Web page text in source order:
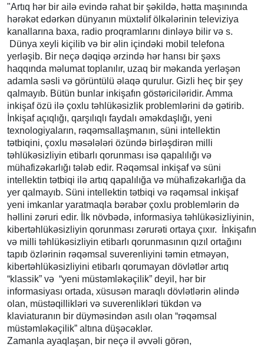
"Artıq hər bir ailə evində rahat bir şəkildə, hətta maşınında
hərəkət edərkən dünyanın müxtəlif ölkələrinin televiziya
kanallarına baxa, radio proqramlarını dinləyə bilir və s.
Dünya xeyli kiçilib və bir əlin içindəki mobil telefona
yerləşib. Bir neçə dəqiqə ərzində hər hansı bir şəxs
haqqında məlumat toplanılır, uzaq bir məkanda yerləşən
adamla səsli və görüntülü əlaqə qurulur. Gizli heç bir şey
qalmayıb. Bütün bunlar inkişafın göstəriciləridir. Amma
inkişaf özü ilə çoxlu təhlükəsizlik problemlərini də gətirib.
İnkişaf açıqlığı, qarşılıqlı faydalı əməkdaşlığı, yeni
texnologiyaların, rəqəmsallaşmanın, süni intellektin
tətbiqini, çoxlu məsələləri özündə birləşdirən milli
təhlükəsizliyin etibarlı qorunması isə qapalılığı və
mühafizəkarlığı tələb edir. Rəqəmsal inkişaf və süni
intellektin tətbiqi ilə artıq qapalılığa və mühafizəkarlığa da
yer qalmayıb. Süni intellektin tətbiqi və rəqəmsal inkişaf
yeni imkanlar yaratmaqla bərabər çoxlu problemlərin də
həllini zəruri edir. İlk növbədə, informasiya təhlükəsizliyinin,
kibertəhlükəsizliyin qorunması zərurəti ortaya çıxır. İnkişafın
və milli təhlükəsizliyin etibarlı qorunmasının qızıl ortağını
tapıb özlərinin rəqəmsal suverenliyini təmin etməyən,
kibertəhlükəsizliyini etibarlı qorumayan dövlətlər artıq
“klassik” və “yeni müstəmləkəçilik” deyil, hər bir
informasiyası ortada, xüsusən maraqlı dövlətlərin əlində
olan, müstəqillikləri və suverenlikləri tükdən və
klaviaturanın bir düyməsindən asılı olan “rəqəmsal
müstəmləkəçilik” altına düşəcəklər.
Zamanla ayaqlaşan, bir neçə il əvvəli görən,